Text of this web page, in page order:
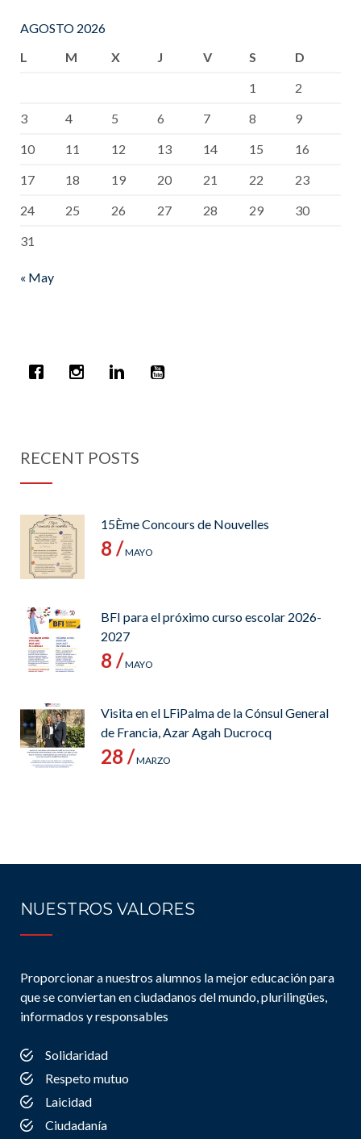
AGOSTO 2026
L
M X J V S
D
1
2
3
4 5 6 7 8
9
10
11 12 13 14 15
16
17
18 19 20 21 22
23
24
25 26 27 28 29
30
31
« May
RECENT POSTS
15Ème Concours de Nouvelles
8 /MAYO
BFI para el próximo curso escolar 2026-
2027
8 /MAYO
Visita en el LFiPalma de la Cónsul General
de Francia, Azar Agah Ducrocq
28 /MARZO
NUESTROS VALORES
Proporcionar a nuestros alumnos la mejor educación para
que se conviertan en ciudadanos del mundo, plurilingües,
informados y responsables
Solidaridad
Respeto mutuo
Laicidad
Ciudadanía